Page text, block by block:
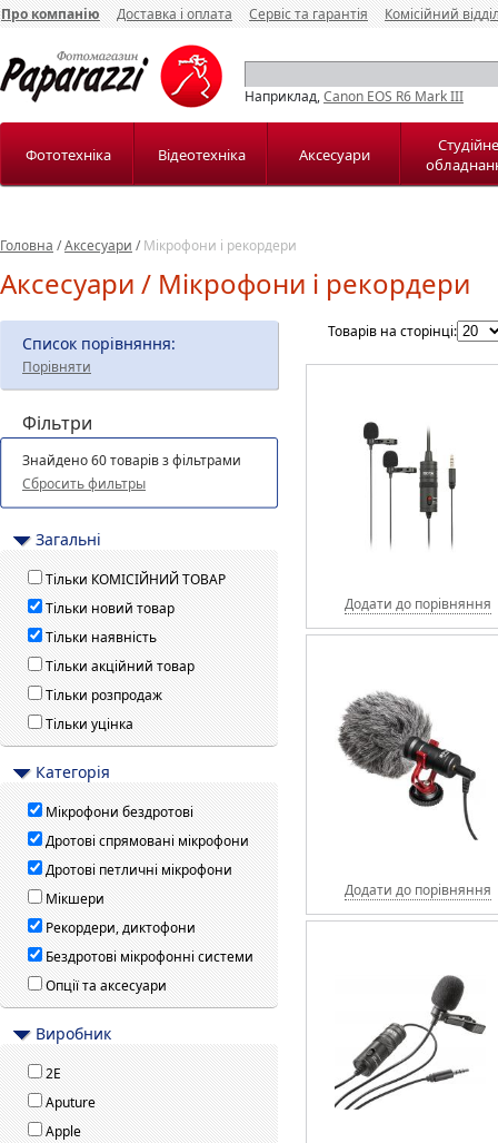
Про компанію Доставка і оплата Сервіс та гарантія Комісійний
Наприклад,Canon EOS R6 Mark III
Фототехніка Відеотехніка Аксесуари
Студійне
Головна /Аксесуари /Мікрофони і рекордери
Аксесуари / Мікрофони і рекордери
Список порівняння:
Порівняти
Фільтри
Знайдено 60 товарів з фільтрами
Сбросить фильтры
Загальні
Тільки КОМІСІЙНИЙ ТОВАР
Тільки новий товар
Тільки наявність
Тільки акційний товар
Тільки розпродаж
Тільки уцінка
Категорія
Мікрофони бездротові
Дротові спрямовані мікрофони
Дротові петличні мікрофони
Мікшери
Рекордери, диктофони
Бездротові мікрофонні системи
Опції та аксесуари
Виробник
2E
Aputure
Apple
Товарів на сторінці:
Додати до порівняння
Додати до порівняння